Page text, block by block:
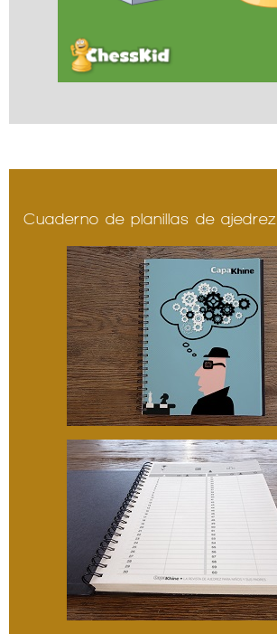
Cuaderno de planillas de ajedrez